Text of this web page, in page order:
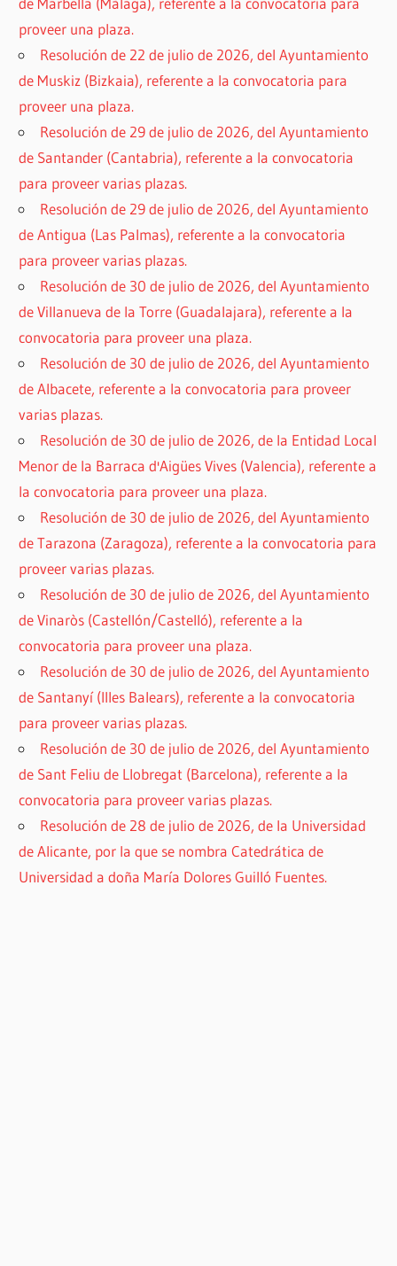
proveer una plaza.
Resolución de 22 de julio de 2026, del Ayuntamiento
de Muskiz (Bizkaia), referente a la convocatoria para
proveer una plaza.
Resolución de 29 de julio de 2026, del Ayuntamiento
de Santander (Cantabria), referente a la convocatoria
para proveer varias plazas.
Resolución de 29 de julio de 2026, del Ayuntamiento
de Antigua (Las Palmas), referente a la convocatoria
para proveer varias plazas.
Resolución de 30 de julio de 2026, del Ayuntamiento
de Villanueva de la Torre (Guadalajara), referente a la
convocatoria para proveer una plaza.
Resolución de 30 de julio de 2026, del Ayuntamiento
de Albacete, referente a la convocatoria para proveer
varias plazas.
Resolución de 30 de julio de 2026, de la Entidad Local
Menor de la Barraca d'Aigües Vives (Valencia), referente a
la convocatoria para proveer una plaza.
Resolución de 30 de julio de 2026, del Ayuntamiento
de Tarazona (Zaragoza), referente a la convocatoria para
proveer varias plazas.
Resolución de 30 de julio de 2026, del Ayuntamiento
de Vinaròs (Castellón/Castelló), referente a la
convocatoria para proveer una plaza.
Resolución de 30 de julio de 2026, del Ayuntamiento
de Santanyí (Illes Balears), referente a la convocatoria
para proveer varias plazas.
Resolución de 30 de julio de 2026, del Ayuntamiento
de Sant Feliu de Llobregat (Barcelona), referente a la
convocatoria para proveer varias plazas.
Resolución de 28 de julio de 2026, de la Universidad
de Alicante, por la que se nombra Catedrática de
Universidad a doña María Dolores Guilló Fuentes.